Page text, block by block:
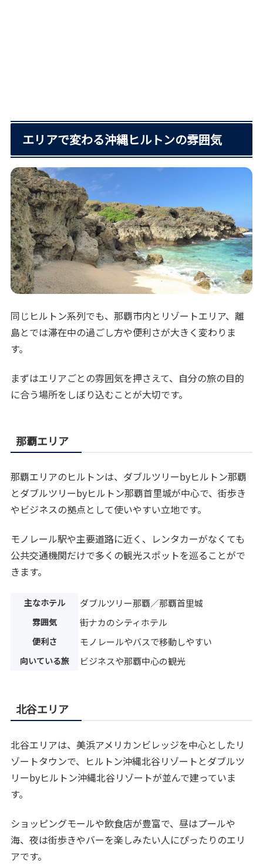
エリアで変わる沖縄ヒルトンの雰囲気
同じヒルトン系列でも、那覇市内とリゾートエリア、離
島とでは滞在中の過ごし方や便利さが大きく変わりま
す。
まずはエリアごとの雰囲気を押さえて、自分の旅の目的
に合う場所をしぼり込むことが大切です。
那覇エリア
那覇エリアのヒルトンは、ダブルツリーbyヒルトン那覇
とダブルツリーbyヒルトン那覇首里城が中心で、街歩き
やビジネスの拠点として使いやすい立地です。
モノレール駅や主要道路に近く、レンタカーがなくても
公共交通機関だけで多くの観光スポットを巡ることがで
きます。
主なホテル ダブルツリー那覇／那覇首里城
雰囲気 街ナカのシティホテル
便利さ モノレールやバスで移動しやすい
向いている旅 ビジネスや那覇中心の観光
北谷エリア
北谷エリアは、美浜アメリカンビレッジを中心としたリ
ゾートタウンで、ヒルトン沖縄北谷リゾートとダブルツ
リーbyヒルトン沖縄北谷リゾートが並んで建っていま
す。
ショッピングモールや飲食店が豊富で、昼はプールや
海、夜は街歩きやバーを楽しみたい人にぴったりのエリ
アです。